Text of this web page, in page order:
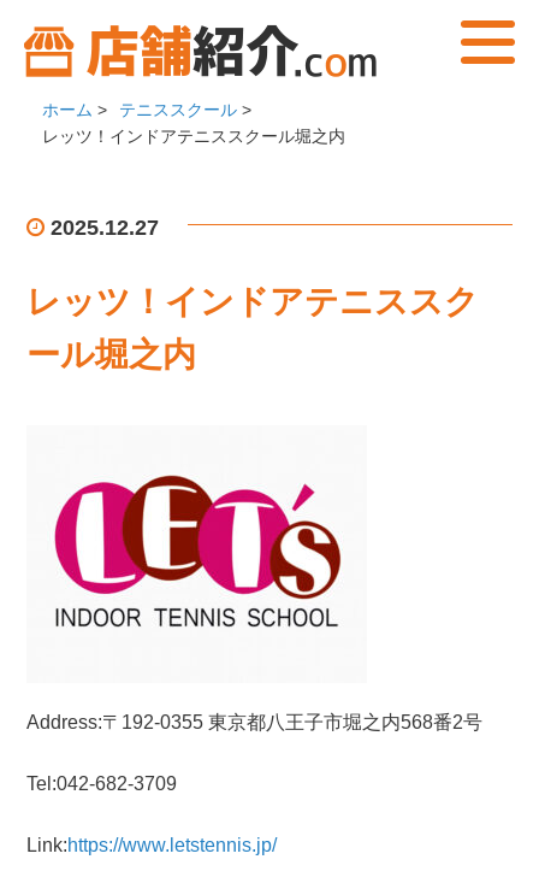
ホーム > テニススクール >
レッツ！インドアテニススクール堀之内
2025.12.27
レッツ！インドアテニススク
ール堀之内
Address:〒192-0355 東京都八王子市堀之内568番2号
Tel:042-682-3709
Link:https://www.letstennis.jp/